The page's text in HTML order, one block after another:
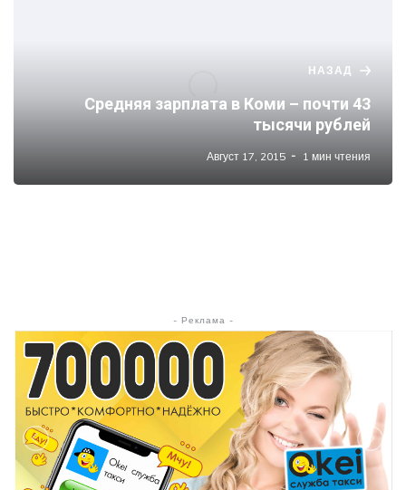
НАЗАД
Средняя зарплата в Коми – почти 43
тысячи рублей
Август 17, 2015 1 мин чтения
- Реклама -